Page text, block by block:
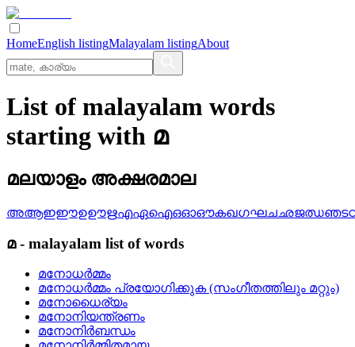
HomeEnglish listingMalayalam listingAbout
List of malayalam words
starting with മ
മലയാളം അക്ഷരമാല
അആഇഈഉഊഋഎഏഐഒഓഔകഖഗഘചഛജഝഞട
മ- malayalam list of words
മനോധര്‍മ്മം
മനോധര്‍മ്മം പ്രയോഗിക്കുക (സംഗീതത്തിലും മറ്റും)
മനോധൈര്യം
മനോനിയന്ത്രണം
മനോനിര്‍ബന്ധം